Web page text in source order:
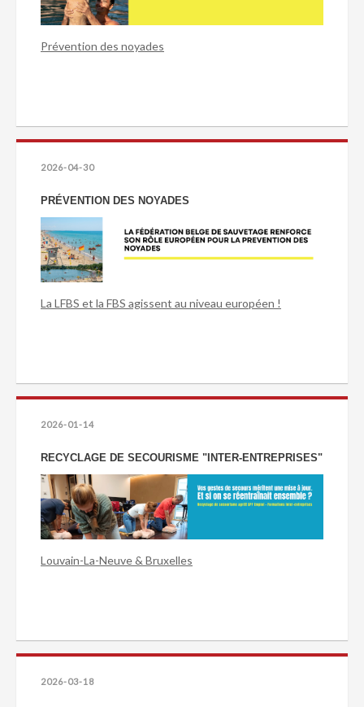
Prévention des noyades
2026-04-30
PRÉVENTION DES NOYADES
La LFBS et la FBS agissent au niveau européen !
2026-01-14
RECYCLAGE DE SECOURISME "INTER-ENTREPRISES"
Louvain-La-Neuve & Bruxelles
2026-03-18